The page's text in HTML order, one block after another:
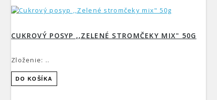
CUKROVÝ POSYP ,,ZELENÉ STROMČEKY MIX" 50G
Zloženie: ..
DO KOŠÍKA